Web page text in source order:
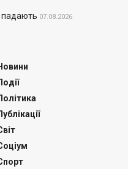
падають 07.08.2026